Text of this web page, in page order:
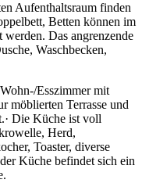
Aufenthaltsraum finden
Betten können im
Das angrenzende
Waschbecken,
Esszimmer mit
möblierten Terrasse und
Die Küche ist voll
Herd,
Toaster, diverse
Küche befindet sich ein